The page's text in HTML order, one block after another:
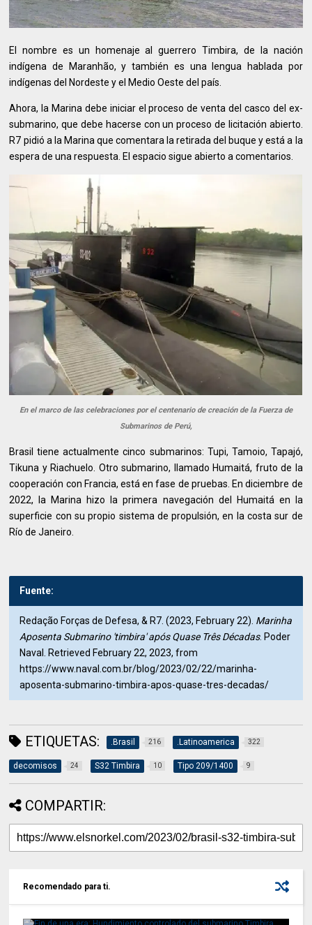
El nombre es un homenaje al guerrero Timbira, de la nación
indígena de Maranhão, y también es una lengua hablada por
indígenas del Nordeste y el Medio Oeste del país.
Ahora, la Marina debe iniciar el proceso de venta del casco del ex-
submarino, que debe hacerse con un proceso de licitación abierto.
R7 pidió a la Marina que comentara la retirada del buque y está a la
espera de una respuesta. El espacio sigue abierto a comentarios.
En el marco de las celebraciones por el centenario de creación de la Fuerza de
Submarinos de Perú,
Brasil tiene actualmente cinco submarinos: Tupi, Tamoio, Tapajó,
Tikuna y Riachuelo. Otro submarino, llamado Humaitá, fruto de la
cooperación con Francia, está en fase de pruebas. En diciembre de
2022, la Marina hizo la primera navegación del Humaitá en la
superficie con su propio sistema de propulsión, en la costa sur de
Río de Janeiro.
Fuente:
Redação Forças de Defesa, & R7. (2023, February 22). Marinha
Aposenta Submarino 'timbira' após Quase Três Décadas. Poder
Naval. Retrieved February 22, 2023, from
https://www.naval.com.br/blog/2023/02/22/marinha-
aposenta-submarino-timbira-apos-quase-tres-decadas/
ETIQUETAS: .Brasil 216 .Latinoamerica 322
decomisos 24 S32 Timbira 10 Tipo 209/1400 9
COMPARTIR:
Recomendado para ti.